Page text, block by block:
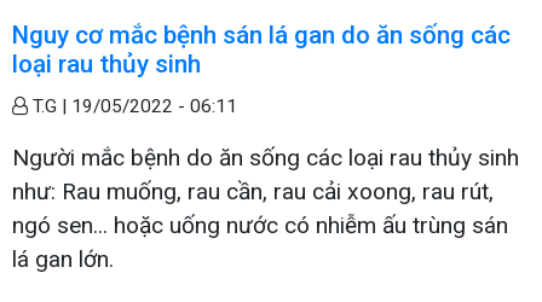
Nguy cơ mắc bệnh sán lá gan do ăn sống các
loại rau thủy sinh
T.G | 19/05/2022 - 06:11
Người mắc bệnh do ăn sống các loại rau thủy sinh
như: Rau muống, rau cần, rau cải xoong, rau rút,
ngó sen... hoặc uống nước có nhiễm ấu trùng sán
lá gan lớn.